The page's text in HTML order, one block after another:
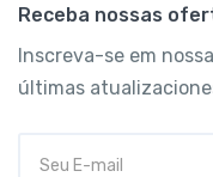
Receba nossas
Inscreva-se em
últimas